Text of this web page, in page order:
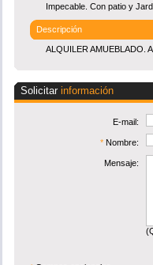
Impecable. Con patio y
Descripción
ALQUILER AMUEBLADO.
Solicitar información
E-mail:
* Nombre:
Mensaje: